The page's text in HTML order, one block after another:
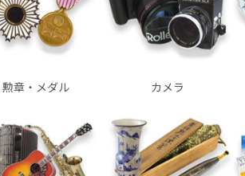
勲章・メダル カメラ